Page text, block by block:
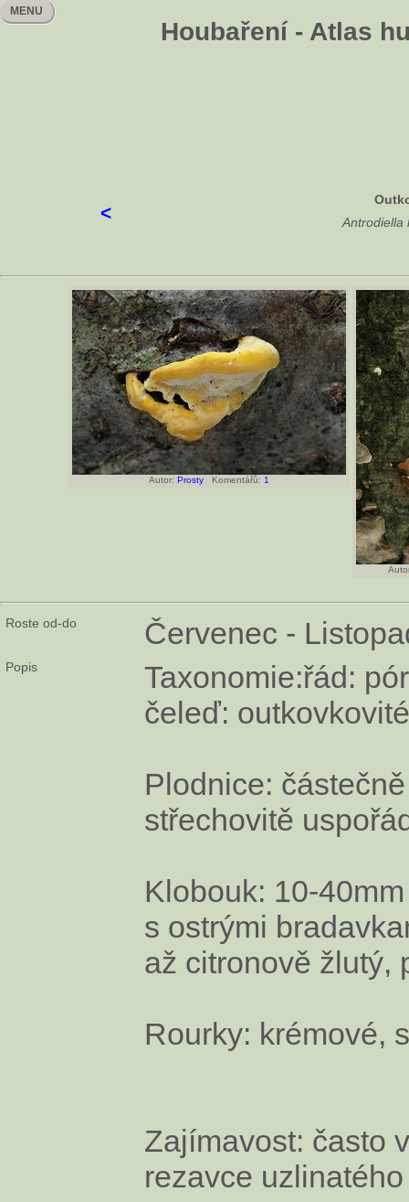
Houbaření - Atlas
MENU
<
Antrodiella
Autor: Prosty Komentářů: 1
Roste od-do Červenec -
Popis
Taxonomie:řád:
čeleď: outkovkovité
Plodnice:
střechovitě
Klobouk: 10-
s ostrými
až citronově žlutý,
Rourky: krémové,
Zajímavost: často
rezavce